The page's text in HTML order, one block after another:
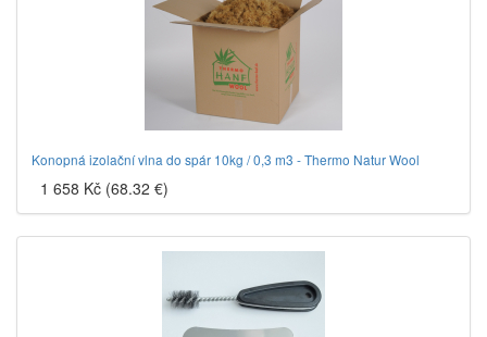
Konopná izolační vlna do spár 10kg / 0,3 m3 - Thermo Natur Wool
1 658 Kč (68.32 €)